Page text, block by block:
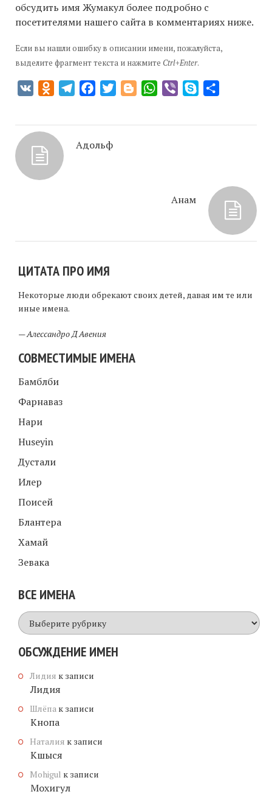
обсудить имя Жумакул более подробно с
посетителями нашего сайта в комментариях ниже.
Если вы нашли ошибку в описании имени, пожалуйста,
выделите фрагмент текста и нажмите Ctrl+Enter.
VK Odnoklassniki
TelegramFacebookTwitterBloggerWhatsApp
Viber Skype
Адольф
Анам
ЦИТАТА ПРО ИМЯ
Некоторые люди обрекают своих детей, давая им те или
иные имена.
—Алессандро Д Авения
СОВМЕСТИМЫЕ ИМЕНА
Бамблби
Фарнаваз
Нари
Huseyin
Дустали
Илер
Поисей
Блантера
Хамай
Зевака
ВСЕ ИМЕНА
Все
имена
ОБСУЖДЕНИЕ ИМЕН
Лидия к записи
Лидия
Шлёпа к записи
Кнопа
Наталия к записи
Кшыся
Mohigul к записи
Мохигул